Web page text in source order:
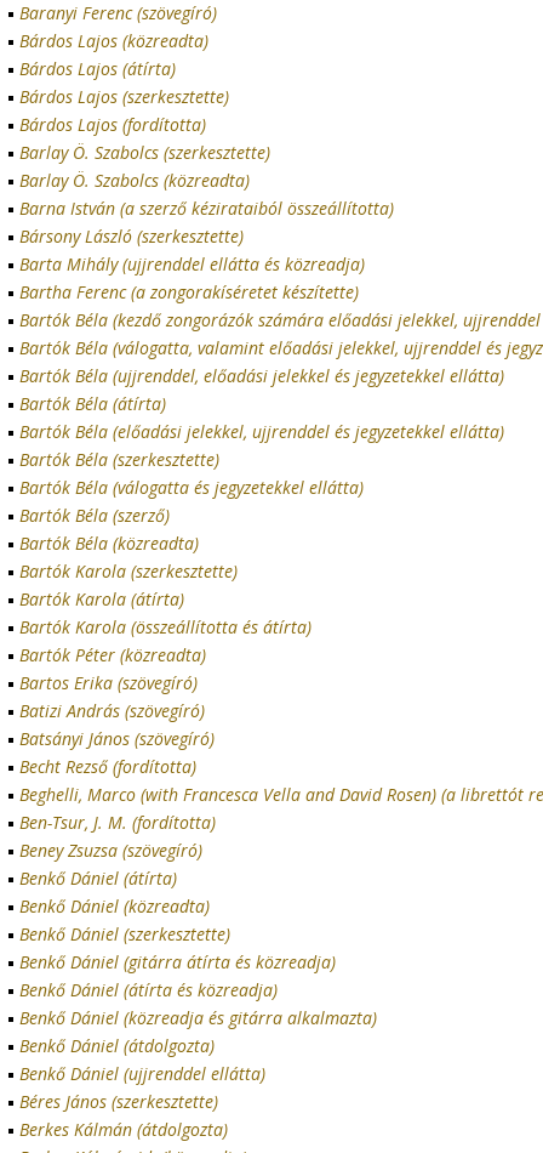
Baranyi Ferenc (szövegíró)
Bárdos Lajos (közreadta)
Bárdos Lajos (átírta)
Bárdos Lajos (szerkesztette)
Bárdos Lajos (fordította)
Barlay Ö. Szabolcs (szerkesztette)
Barlay Ö. Szabolcs (közreadta)
Barna István (a szerző kézirataiból összeállította)
Bársony László (szerkesztette)
Barta Mihály (ujjrenddel ellátta és közreadja)
Bartha Ferenc (a zongorakíséretet készítette)
Bartók Béla (kezdő zongorázók számára előadási jelekkel,
Bartók Béla (válogatta, valamint előadási jelekkel, ujjrenddel és
Bartók Béla (ujjrenddel, előadási jelekkel és jegyzetekkel ellátta)
Bartók Béla (átírta)
Bartók Béla (előadási jelekkel, ujjrenddel és jegyzetekkel ellátta)
Bartók Béla (szerkesztette)
Bartók Béla (válogatta és jegyzetekkel ellátta)
Bartók Béla (szerző)
Bartók Béla (közreadta)
Bartók Karola (szerkesztette)
Bartók Karola (átírta)
Bartók Karola (összeállította és átírta)
Bartók Péter (közreadta)
Bartos Erika (szövegíró)
Batizi András (szövegíró)
Batsányi János (szövegíró)
Becht Rezső (fordította)
Beghelli, Marco (with Francesca Vella and David Rosen) (a librettót
Ben-Tsur, J. M. (fordította)
Beney Zsuzsa (szövegíró)
Benkő Dániel (átírta)
Benkő Dániel (közreadta)
Benkő Dániel (szerkesztette)
Benkő Dániel (gitárra átírta és közreadja)
Benkő Dániel (átírta és közreadja)
Benkő Dániel (közreadja és gitárra alkalmazta)
Benkő Dániel (átdolgozta)
Benkő Dániel (ujjrenddel ellátta)
Béres János (szerkesztette)
Berkes Kálmán (átdolgozta)